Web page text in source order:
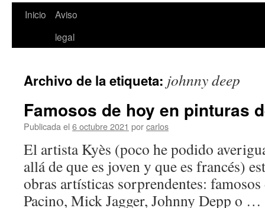
Inicio
Aviso
legal
Archivo de la etiqueta: johnny deep
Famosos de hoy en pinturas
Publicada el 6 octubre 2021 porcarlos
El artista Kyès (poco he podido
allá de que es joven y que es francés)
obras artísticas sorprendentes:
Pacino, Mick Jagger, Johnny Depp o …